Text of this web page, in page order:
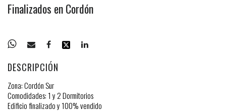
Finalizados en Cordón
DESCRIPCIÓN
Zona: Cordón Sur
Comodidades: 1 y 2 Dormitorios
Edificio finalizado y 100% vendido